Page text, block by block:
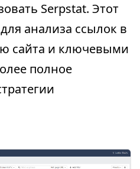
Serpstat. Этот
анализа ссылок в
сайта и ключевыми
полное